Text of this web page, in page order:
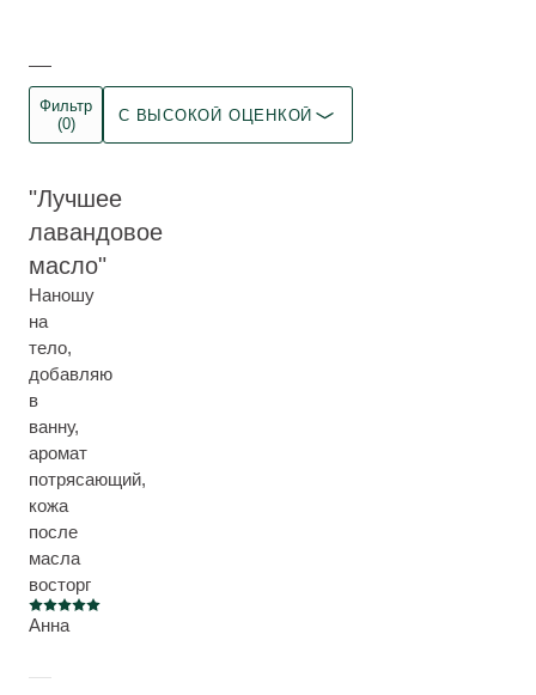
Фильтр
(0)
С ВЫСОКОЙ ОЦЕНКОЙ
Лучшее
лавандовое
масло
Наношу
на
тело,
добавляю
в
ванну,
аромат
потрясающий,
кожа
после
масла
восторг
Current rating: 5 out of 5 stars
Анна